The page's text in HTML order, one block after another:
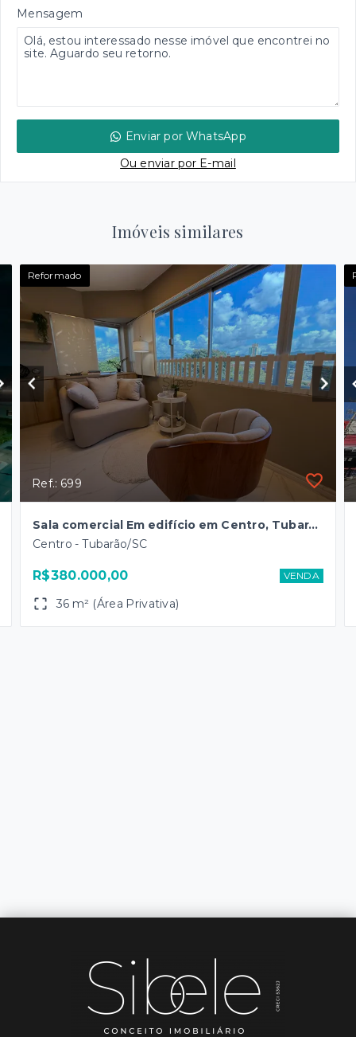
Mensagem
Enviar por WhatsApp
Ou enviar por E-mail
Imóveis similares
Reformado
Ref.: 699
Sala comercial Em edifício em Centro, Tubarão/SC
Centro - Tubarão/SC
R$380.000,00 VENDA
36 m² (Área Privativa)